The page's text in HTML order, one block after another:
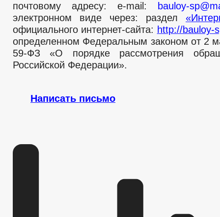
почтовому адресу: e-mail:
bauloy-
электронном виде через: раздел
официального интернет-сайта: http://bauloy-
определенном Федеральным законом от 2
59-ФЗ «О порядке рассмотрения
Российской Федерации».
Написать письмо